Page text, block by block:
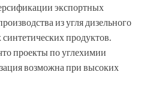
экспортных
из угля дизельного
продуктов.
проекты по углехимии
возможна при высоких